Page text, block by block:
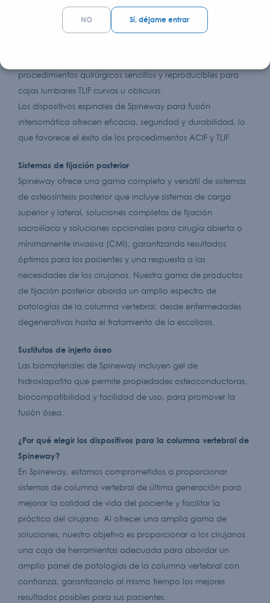
amplia gama de cajas con varios sistemas de fijación y
placa cervical para cirugía cervical anterior con la misma
procedimientos quirúrgicos sencillos y reproducibles para
cajas lumbares TLIF curvas u oblicuas.
Los dispositivos espinales de Spineway para fusión
intersomática ofrecen eficacia, seguridad y durabilidad, lo
que favorece el éxito de los procedimientos ACIF y TLIF.
Sistemas de fijación posterior
Spineway ofrece una gama completa y versátil de sistemas
de osteosíntesis posterior que incluye sistemas de carga
superior y lateral, soluciones completas de fijación
sacroilíaca y soluciones opcionales para cirugía abierta o
mínimamente invasiva (CMI), garantizando resultados
óptimos para los pacientes y una respuesta a las
necesidades de los cirujanos. Nuestra gama de productos
de fijación posterior aborda un amplio espectro de
patologías de la columna vertebral: desde enfermedades
degenerativas hasta el tratamiento de la escoliosis.
Sustitutos de injerto óseo
Las biomateriales de Spineway incluyen gel de
hidroxiapatita que permite propiedades osteoconductoras,
biocompatibilidad y facilidad de uso, para promover la
fusión ósea.
¿Por qué elegir los dispositivos para la columna vertebral de
Spineway?
En Spineway, estamos comprometidos a proporcionar
sistemas de columna vertebral de última generación para
mejorar la calidad de vida del paciente y facilitar la
práctica del cirujano. Al ofrecer una amplia gama de
soluciones, nuestro objetivo es proporcionar a los cirujanos
una caja de herramientas adecuada para abordar un
amplio panel de patologías de la columna vertebral con
confianza, garantizando al mismo tiempo los mejores
resultados posibles para sus pacientes.
NO Sí, déjame entrar